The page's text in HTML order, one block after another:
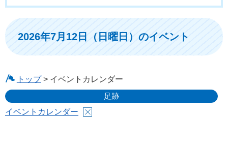
2026年7月12日（日曜日）のイベント
トップ> イベントカレンダー
足跡
イベントカレンダー